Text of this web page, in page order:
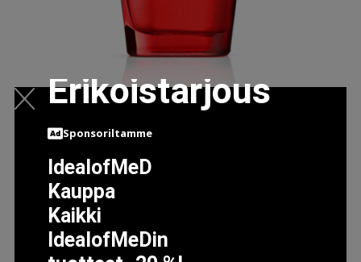
BOUQUET IDEALE HAJUVESI EAU DE PARFUM NUDE
Erikoistarjous
Sponsoriltamme
IdealofMeD
Kauppa
Kaikki
IdealofMeDin